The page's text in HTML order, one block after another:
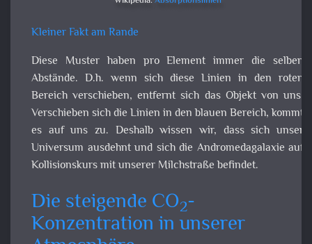
Kleiner Fakt am Rande
Diese Muster haben pro Element immer die
Abstände. D.h. wenn sich diese Linien in den roten
verschieben, entfernt sich das Objekt von uns.
sich die Linien in den blauen Bereich, kommt es auf uns
Deshalb wissen wir, dass sich unser Universum
und sich die Andromedagalaxie auf Kollisionskurs
unserer Milchstraße befindet.
Die steigende CO2-
in unserer Atmosphäre